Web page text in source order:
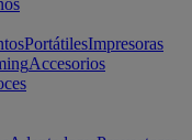
PortátilesImpresoras
Accesorios